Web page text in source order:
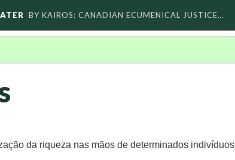
BY KAIROS: CANADIAN ECUMENICAL JUSTICE…
da riqueza nas mãos de determinados indivíduos